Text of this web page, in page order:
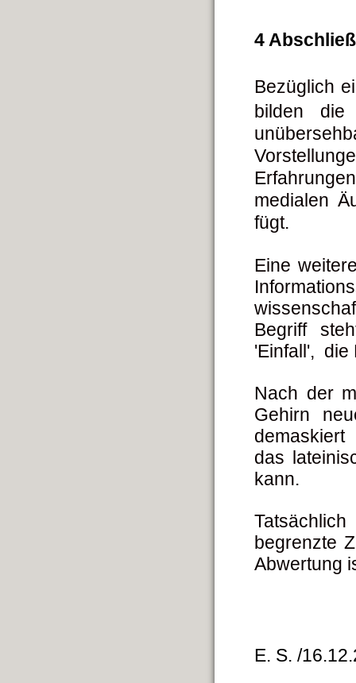
4
Bezüglich
bilden die
medialen
fügt.
Eine
Begriff
'Einfall', die
Nach der
Gehirn
das
kann.
begrenzte
Abwertung
E. S. /